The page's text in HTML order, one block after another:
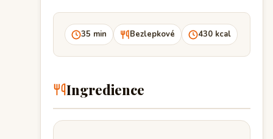
35 min Bezlepkové 430 kcal
Ingredience